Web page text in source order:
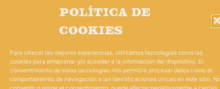
Política de
cookies
Para ofrecer las mejores experiencias, utilizamos tecnologías como las
cookies para almacenar y/o acceder a la información del dispositivo. El
consentimiento de estas tecnologías nos permitirá procesar datos como el
comportamiento de navegación o las identificaciones únicas en este sitio.